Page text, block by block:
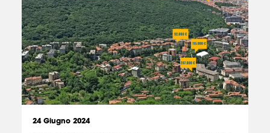
24 Giugno 2024